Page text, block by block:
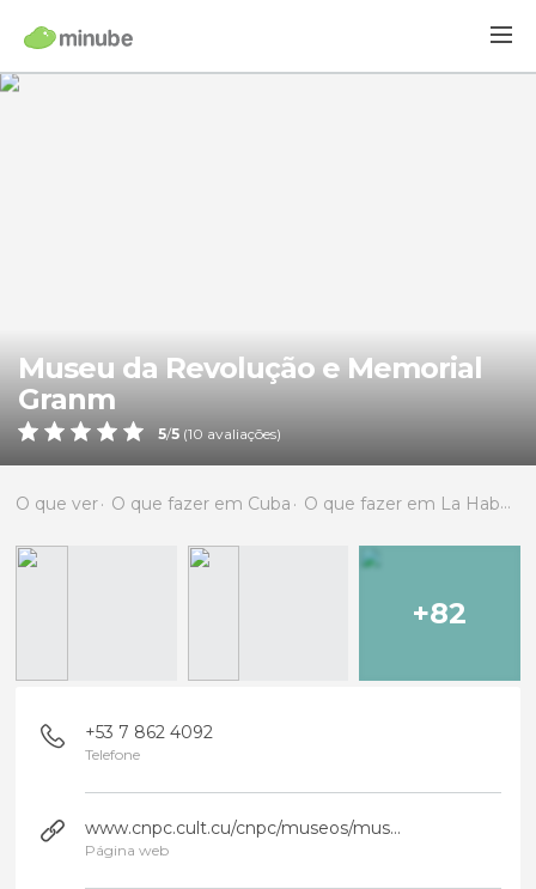
Museu da Revolução e Memorial
Granm
5/5 (10 avaliações)
O que ver O que fazer em Cuba O que fazer em La Habana
+82
+53 7 862 4092
Telefone
www.cnpc.cult.cu/cnpc/museos/musRevul/pcpal.htm
Página web